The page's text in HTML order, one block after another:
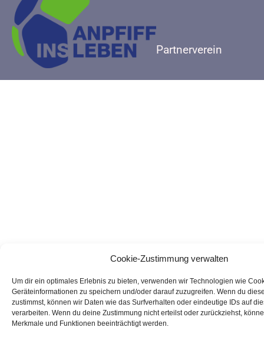
Cookie-Zustimmung verwalten
Um dir ein optimales Erlebnis zu bieten, verwenden wir Technologien wie
Geräteinformationen zu speichern und/oder darauf zuzugreifen. Wenn du
zustimmst, können wir Daten wie das Surfverhalten oder eindeutige IDs auf
verarbeiten. Wenn du deine Zustimmung nicht erteilst oder zurückziehst,
Merkmale und Funktionen beeinträchtigt werden.
Partnerverein